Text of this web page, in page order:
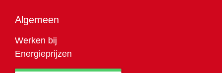
Algemeen
Werken bij
Energieprijzen